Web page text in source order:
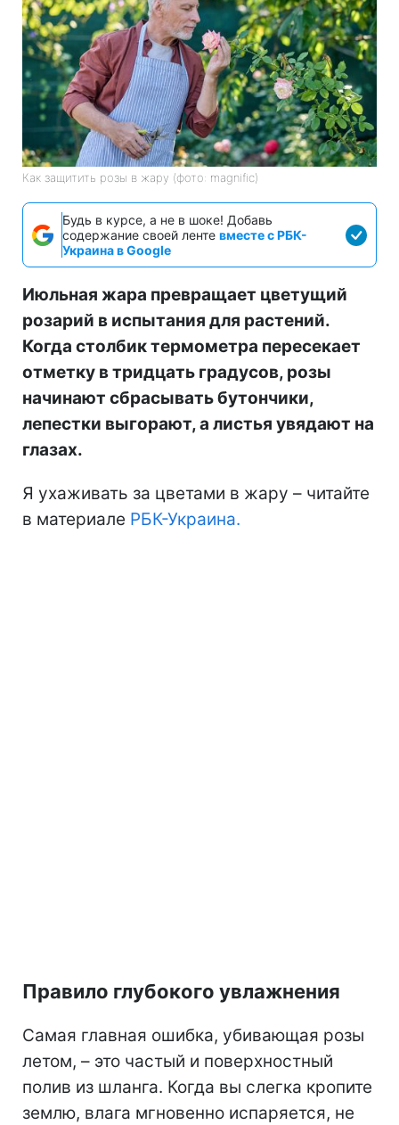
Как защитить розы в жару (фото: magnific)
Будь в курсе, а не в шоке! Добавь
содержание своей ленте вместе с РБК-
Украина в Google
Июльная жара превращает цветущий
розарий в испытания для растений.
Когда столбик термометра пересекает
отметку в тридцать градусов, розы
начинают сбрасывать бутончики,
лепестки выгорают, а листья увядают на
глазах.
Я ухаживать за цветами в жару – читайте
в материале РБК-Украина.
Правило глубокого увлажнения
Самая главная ошибка, убивающая розы
летом, – это частый и поверхностный
полив из шланга. Когда вы слегка кропите
землю, влага мгновенно испаряется, не